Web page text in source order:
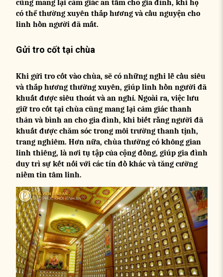
cũng mang lại cảm giác an tâm cho gia đình, khi họ
có thể thường xuyên thắp hương và cầu nguyện cho
linh hồn người đã mất.
Gửi tro cốt tại chùa
Khi gửi tro cốt vào chùa, sẽ có những nghi lễ cầu siêu
và thắp hương thường xuyên, giúp linh hồn người đã
khuất được siêu thoát và an nghỉ. Ngoài ra, việc lưu
giữ tro cốt tại chùa cũng mang lại cảm giác thanh
thản và bình an cho gia đình, khi biết rằng người đã
khuất được chăm sóc trong môi trường thanh tịnh,
trang nghiêm. Hơn nữa, chùa thường có không gian
linh thiêng, là nơi tụ tập của cộng đồng, giúp gia đình
duy trì sự kết nối với các tín đồ khác và tăng cường
niềm tin tâm linh.